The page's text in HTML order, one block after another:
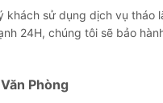
khách sử dụng dịch vụ tháo
24H, chúng tôi sẽ bảo
Phòng